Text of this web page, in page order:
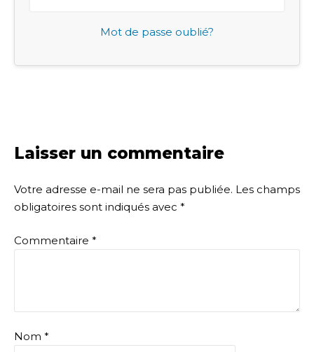
Mot de passe oublié?
Laisser un commentaire
Votre adresse e-mail ne sera pas publiée. Les champs
obligatoires sont indiqués avec *
Commentaire *
Nom *